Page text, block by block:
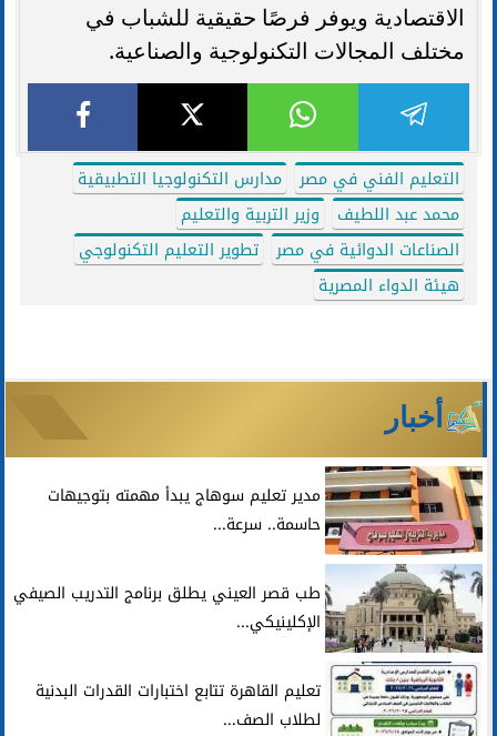
الاقتصادية ويوفر فرصًا حقيقية للشباب في
مختلف المجالات التكنولوجية والصناعية.
التعليم الفني في مصر
مدارس التكنولوجيا التطبيقية
محمد عبد اللطيف
وزير التربية والتعليم
الصناعات الدوائية في مصر
تطوير التعليم التكنولوجي
هيئة الدواء المصرية
أخبار
مدير تعليم سوهاج يبدأ مهمته بتوجيهات
حاسمة.. سرعة...
طب قصر العيني يطلق برنامج التدريب الصيفي
الإكلينيكي...
تعليم القاهرة تتابع اختبارات القدرات البدنية
لطلاب الصف...